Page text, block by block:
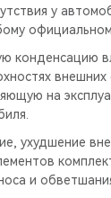
у
конденсацию
внешних
на
ухудшение
и